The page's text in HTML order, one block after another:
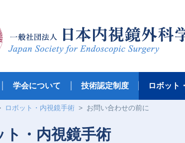
学会について 技術認定制度 ロボット
ロボット・内視鏡手術 > お問い合わせの前に
ト・内視鏡手術